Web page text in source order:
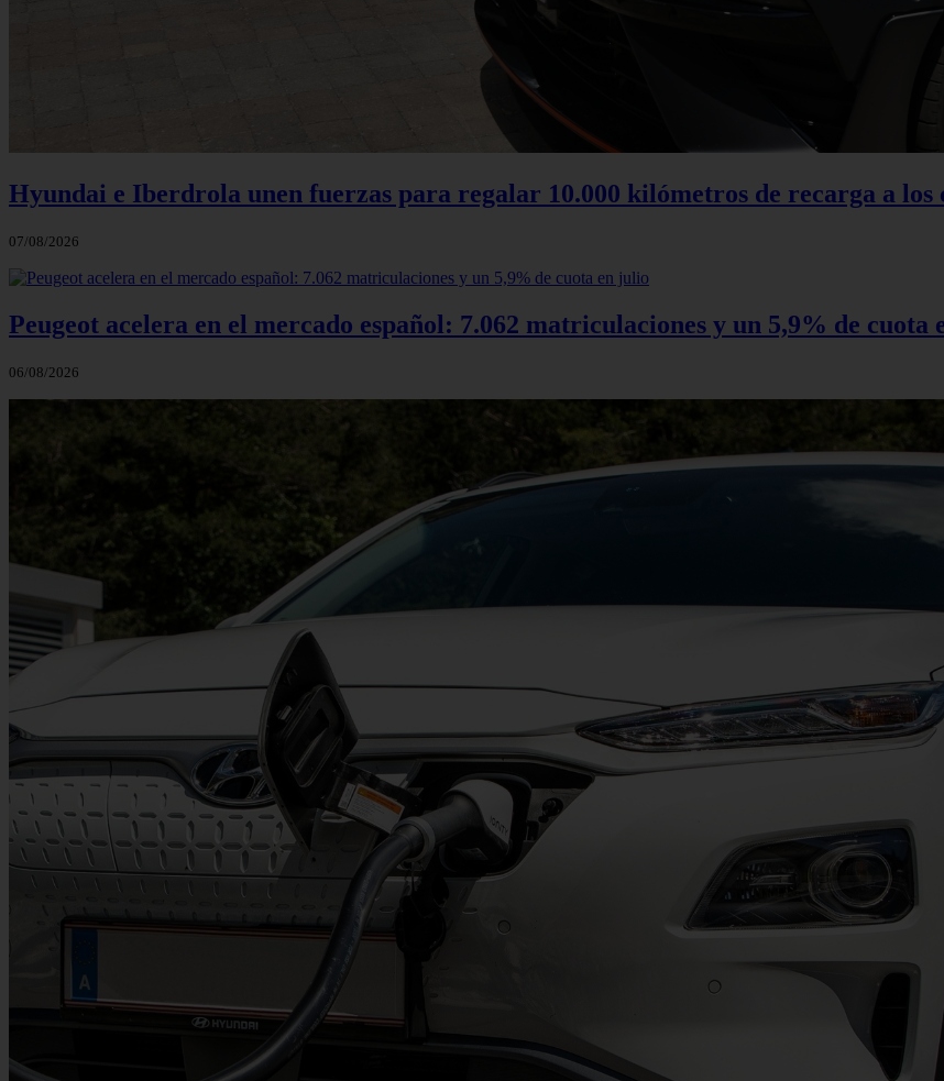
Hyundai e Iberdrola unen fuerzas para regalar 10.000 kilómetros de recarga a los
07/08/2026
Peugeot acelera en el mercado español: 7.062 matriculaciones y un 5,9% de cuota
06/08/2026